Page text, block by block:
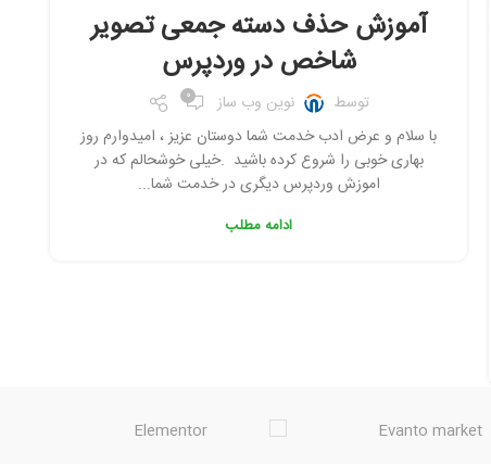
آموزش حذف دسته جمعی تصویر
شاخص در وردپرس
توسط نوین وب ساز 0
با سلام و عرض ادب خدمت شما دوستان عزیز ، امیدوارم روز
بهاری خوبی را شروع کرده باشید .خیلی خوشحالم که در
اموزش وردپرس دیگری در خدمت شما...
ادامه مطلب